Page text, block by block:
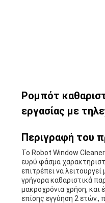
Ρομπότ
εργασίας με
Περιγραφή του
Το Robot Window
ευρύ φάσμα
επιτρέπει να
γρήγορα καθαριστικά
μακροχρόνια χρήση, και
επίσης εγγύηση 2 ετών.,